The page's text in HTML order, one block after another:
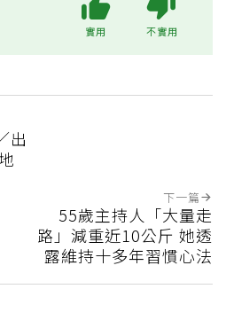
實用 不實用
出
下一篇
55歲主持人「大量走
路」減重近10公斤 她透
露維持十多年習慣心法